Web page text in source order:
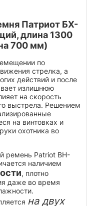
Патриот БХ-
длина 1300
700 мм)
по
стрелка, а
действий и после
излишнюю
на скорость
выстрела. Решением
на винтовках и
охотника во
ремень Patriot BH-
наличием
, плотно
даже во время
на двух